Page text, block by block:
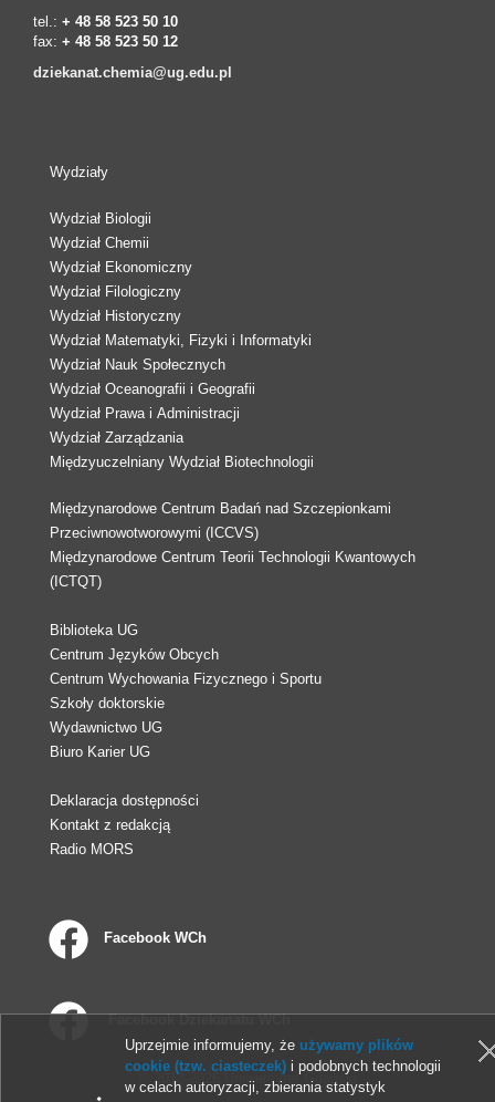
tel.: + 48 58 523 50 10
fax: + 48 58 523 50 12
dziekanat.chemia@ug.edu.pl
Wydziały
Wydział Biologii
Wydział Chemii
Wydział Ekonomiczny
Wydział Filologiczny
Wydział Historyczny
Wydział Matematyki, Fizyki i Informatyki
Wydział Nauk Społecznych
Wydział Oceanografii i Geografii
Wydział Prawa i Administracji
Wydział Zarządzania
Międzyuczelniany Wydział Biotechnologii
Międzynarodowe Centrum Badań nad Szczepionkami
Przeciwnowotworowymi (ICCVS)
Międzynarodowe Centrum Teorii Technologii Kwantowych
(ICTQT)
Biblioteka UG
Centrum Języków Obcych
Centrum Wychowania Fizycznego i Sportu
Szkoły doktorskie
Wydawnictwo UG
Biuro Karier UG
Deklaracja dostępności
Kontakt z redakcją
Radio MORS
Facebook WCh
Facebook Dziekanatu WCh
© 2013-2026 Uniwersytet Gdański
Uprzejmie informujemy, że używamy plików
cookie (tzw. ciasteczek) i podobnych technologii
w celach autoryzacji, zbierania statystyk